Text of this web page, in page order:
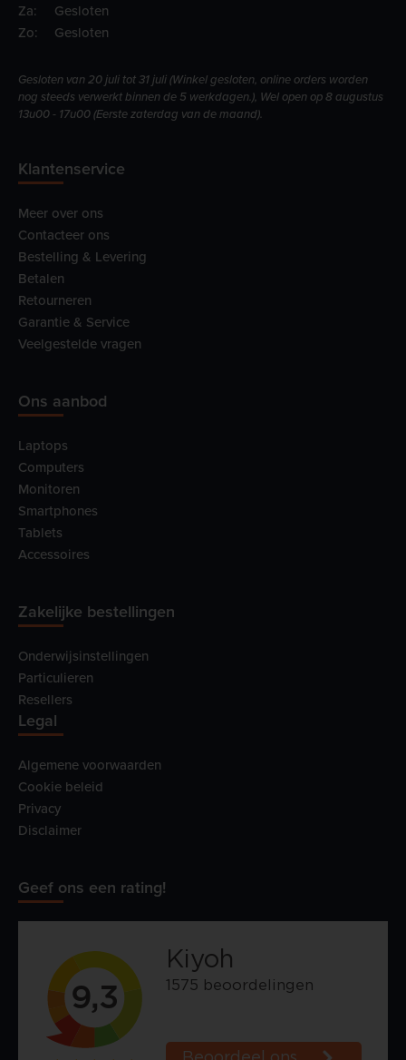
Za:
Gesloten
Zo:
Gesloten
Gesloten van 20 juli tot 31 juli (Winkel gesloten, online orders worden
nog steeds verwerkt binnen de 5 werkdagen.), Wel open op 8 augustus
13u00 - 17u00 (Eerste zaterdag van de maand).
Klantenservice
Meer over ons
Contacteer ons
Bestelling & Levering
Betalen
Retourneren
Garantie & Service
Veelgestelde vragen
Ons aanbod
Laptops
Computers
Monitoren
Smartphones
Tablets
Accessoires
Zakelijke bestellingen
Onderwijsinstellingen
Particulieren
Resellers
Legal
Algemene voorwaarden
Cookie beleid
Privacy
Disclaimer
Geef ons een rating!